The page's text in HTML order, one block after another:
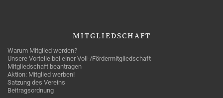
MITGLIEDSCHAFT
Warum Mitglied werden?
Unsere Vorteile bei einer Voll-/Fördermitgliedschaft
Mitgliedschaft beantragen
Aktion: Mitglied werben!
Satzung des Vereins
Beitragsordnung